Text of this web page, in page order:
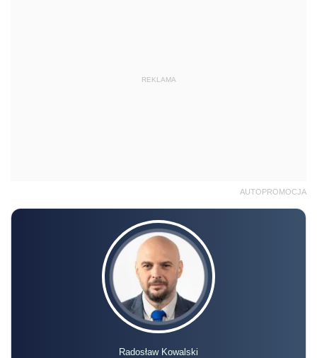
REKLAMA
AUTOPROMOCJA
Radosław Kowalski